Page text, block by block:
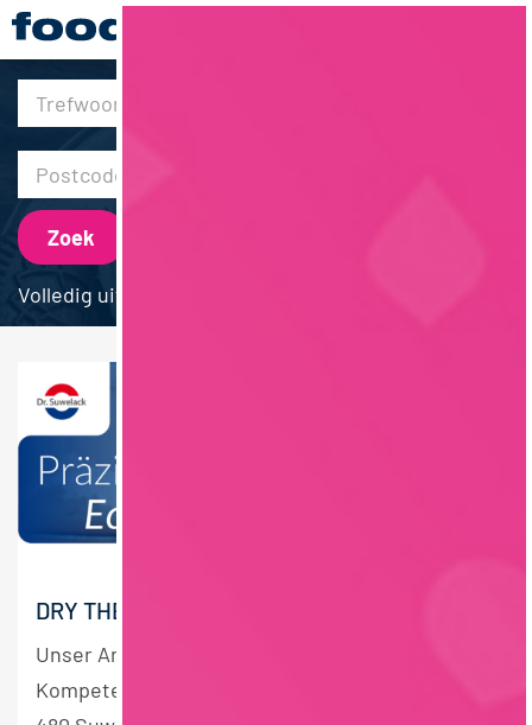
Volledig uitgebreid zoeken
DRY THE DIFFERENCE. DRY WITH PASSION.
Unser Anspruch, der mit Engagement und
Kompetenz auf höchstem Niveau tagtäglich von